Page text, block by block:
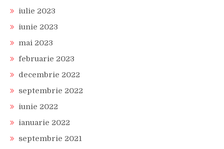
iulie 2023
iunie 2023
mai 2023
februarie 2023
decembrie 2022
septembrie 2022
iunie 2022
ianuarie 2022
septembrie 2021